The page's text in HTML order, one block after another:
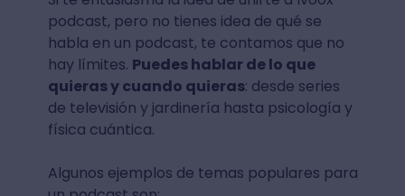
podcast, pero no tienes idea de qué se
habla en un podcast, te contamos que no
hay límites. Puedes hablar de lo que
quieras y cuando quieras: desde series
de televisión y jardinería hasta psicología y
física cuántica.
Algunos ejemplos de temas populares para